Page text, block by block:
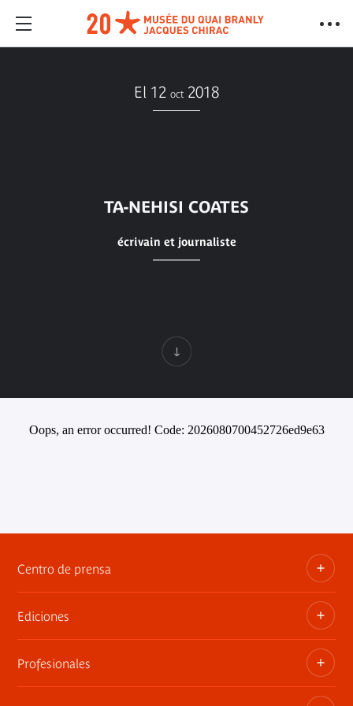
El 12 oct 2018
TA-NEHISI COATES
écrivain et journaliste
Oops, an error occurred! Code: 2026080700452726ed9e63
Centro de prensa
Dosieres, comunicados de prensa, anuncios de
exposiciones
Ediciones
Las publicaciones del museo
Profesionales